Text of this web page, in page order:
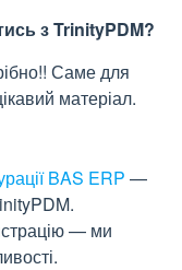
з TrinityPDM?
Саме для
матеріал.
BAS ERP —
— ми